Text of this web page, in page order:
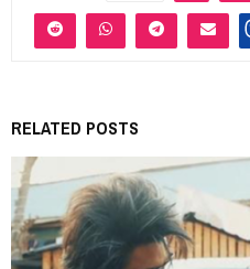
RELATED POSTS